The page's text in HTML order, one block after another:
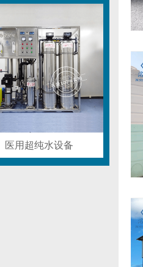
医用超纯水设备